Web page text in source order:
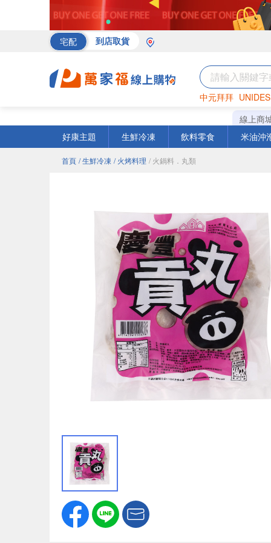
宅配 到店取貨
中元拜拜
巧克力 罐頭
線上商
好康主題
生鮮冷凍 飲料零食 米油沖
首頁 / 生鮮冷凍 / 火烤料理 / 火鍋料．丸類